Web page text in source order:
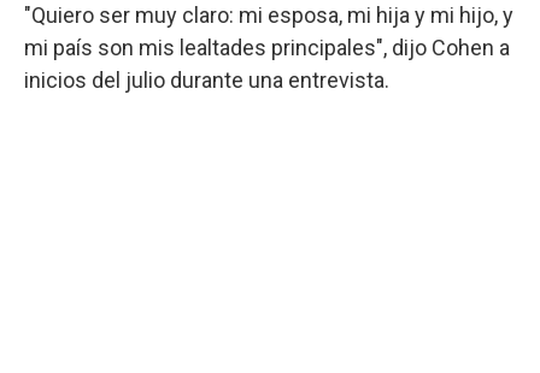
"Quiero ser muy claro: mi esposa, mi hija y mi hijo, y
mi país son mis lealtades principales", dijo Cohen a
inicios del julio durante una entrevista.